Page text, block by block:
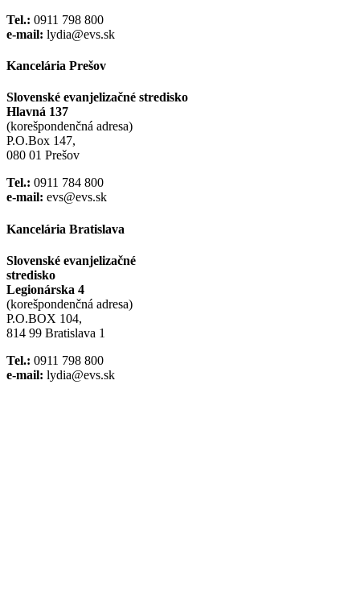
Tel.: 0911 798 800
e-mail: lydia@evs.sk
Kancelária Prešov
Slovenské evanjelizačné stredisko
Hlavná 137
(korešpondenčná adresa)
P.O.Box 147,
080 01 Prešov
Tel.: 0911 784 800
e-mail: evs@evs.sk
Kancelária Bratislava
Slovenské evanjelizačné
stredisko
Legionárska 4
(korešpondenčná adresa)
P.O.BOX 104,
814 99 Bratislava 1
Tel.: 0911 798 800
e-mail: lydia@evs.sk